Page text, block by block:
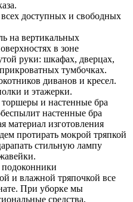
доступных и свободных
на вертикальных
в зоне
руки: шкафах, дверцах,
тумбочках.
диванов и кресел.
и этажерки.
и настенные бра
настенные бра
материал изготовления
протирать мокрой тряпкой
стильную лампу
и влажной тряпочкой все
При уборке мы
средства,